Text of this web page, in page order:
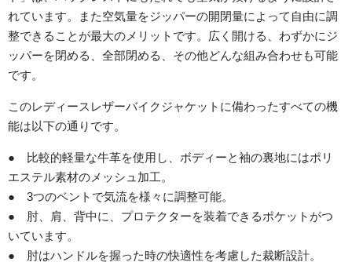
れています。また空気量をジッパーの開閉量によって自由に調
整できることが最大のメリットです。広く開ける、わずかにジ
ッパーを閉める、全部閉める、その他どんな組み合わせも可能
です。
このレディースレザーバイクジャケットに備わったすべての機
能は以下の通りです。
● 比較的軽量な牛革を使用し、ボディーと袖の裏地にはポリ
エステル素材のメッシュ加工。
● 3つのベントで気流を様々に調整可能。
● 肘、肩、背中に、プロテクターを装着できるポケットがつ
いています。
● 肘はハンドルを握った時の快適性を考慮した裁断設計。